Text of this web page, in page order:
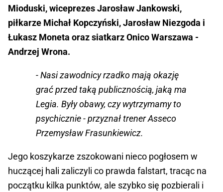
Mioduski, wiceprezes Jarosław Jankowski,
piłkarze Michał Kopczyński, Jarosław Niezgoda i
Łukasz Moneta oraz siatkarz Onico Warszawa -
Andrzej Wrona.
- Nasi zawodnicy rzadko mają okazję
grać przed taką publicznością, jaką ma
Legia. Były obawy, czy wytrzymamy to
psychicznie - przyznał trener Asseco
Przemysław Frasunkiewicz.
Jego koszykarze zszokowani nieco pogłosem w
huczącej hali zaliczyli co prawda falstart, tracąc na
początku kilka punktów, ale szybko się pozbierali i